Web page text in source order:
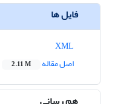
فایل ها
اصل مقاله
2.11 M